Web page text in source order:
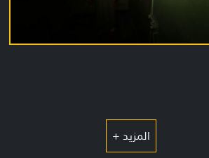
المزيد +